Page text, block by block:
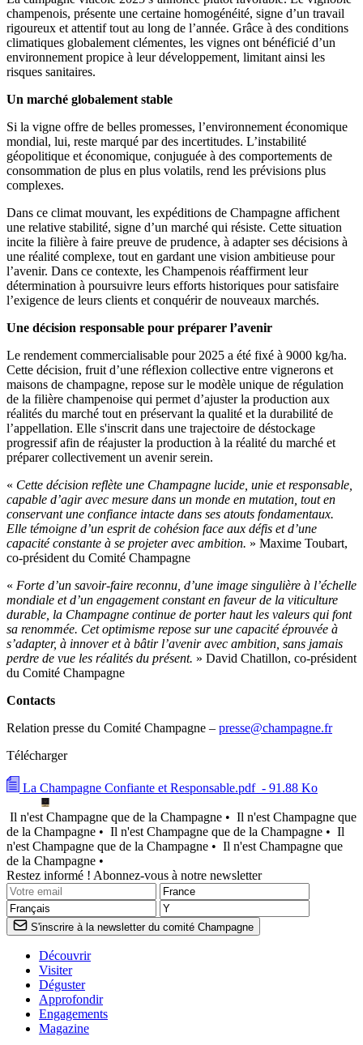
champenois, présente une certaine homogénéité, signe d’un travail
rigoureux et attentif tout au long de l’année. Grâce à des conditions
climatiques globalement clémentes, les vignes ont bénéficié d’un
environnement propice à leur développement, limitant ainsi les
risques sanitaires.
Un marché globalement stable
Si la vigne offre de belles promesses, l’environnement économique
mondial, lui, reste marqué par des incertitudes. L’instabilité
géopolitique et économique, conjuguée à des comportements de
consommation de plus en plus volatils, rend les prévisions plus
complexes.
Dans ce climat mouvant, les expéditions de Champagne affichent
une relative stabilité, signe d’un marché qui résiste. Cette situation
incite la filière à faire preuve de prudence, à adapter ses décisions à
une réalité complexe, tout en gardant une vision ambitieuse pour
l’avenir. Dans ce contexte, les Champenois réaffirment leur
détermination à poursuivre leurs efforts historiques pour satisfaire
l’exigence de leurs clients et conquérir de nouveaux marchés.
Une décision responsable pour préparer l’avenir
Le rendement commercialisable pour 2025 a été fixé à 9000 kg/ha.
Cette décision, fruit d’une réflexion collective entre vignerons et
maisons de champagne, repose sur le modèle unique de régulation
de la filière champenoise qui permet d’ajuster la production aux
réalités du marché tout en préservant la qualité et la durabilité de
l’appellation. Elle s'inscrit dans une trajectoire de déstockage
progressif afin de réajuster la production à la réalité du marché et
préparer collectivement un avenir serein.
« Cette décision reflète une Champagne lucide, unie et responsable,
capable d’agir avec mesure dans un monde en mutation, tout en
conservant une confiance intacte dans ses atouts fondamentaux.
Elle témoigne d’un esprit de cohésion face aux défis et d’une
capacité constante à se projeter avec ambition. » Maxime Toubart,
co-président du Comité Champagne
« Forte d’un savoir-faire reconnu, d’une image singulière à l’échelle
mondiale et d’un engagement constant en faveur de la viticulture
durable, la Champagne continue de porter haut les valeurs qui font
sa renommée. Cet optimisme repose sur une capacité éprouvée à
s’adapter, à innover et à bâtir l’avenir avec ambition, sans jamais
perdre de vue les réalités du présent. » David Chatillon, co-président
du Comité Champagne
Contacts
Relation presse du Comité Champagne – presse@champagne.fr
Télécharger
La Champagne Confiante et Responsable.pdf - 91.88 Ko
Il n'est Champagne que de la Champagne • Il n'est Champagne que
de la Champagne • Il n'est Champagne que de la Champagne • Il
n'est Champagne que de la Champagne • Il n'est Champagne que
de la Champagne •
Restez informé ! Abonnez-vous à notre newsletter
S'inscrire à la newsletter du comité Champagne
Découvrir
Visiter
Déguster
Approfondir
Engagements
Magazine